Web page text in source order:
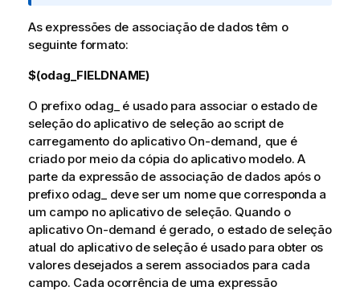
As expressões de associação de dados têm o
seguinte formato:
$(odag_FIELDNAME)
O prefixo odag_
é usado para associar o estado de
seleção do aplicativo de seleção ao script de
carregamento do aplicativo On-demand, que é
criado por meio da cópia do aplicativo modelo. A
parte da expressão de associação de dados após o
prefixo odag_
deve ser um nome que corresponda a
um campo no aplicativo de seleção. Quando o
aplicativo On-demand é gerado, o estado de seleção
atual do aplicativo de seleção é usado para obter os
valores desejados a serem associados para cada
campo. Cada ocorrência de uma expressão